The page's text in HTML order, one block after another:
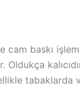
cam baskı
tabaklarda